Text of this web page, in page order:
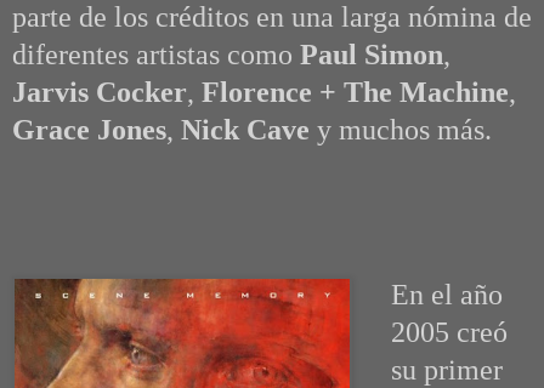
parte de los créditos en una larga nómina de
diferentes artistas como Paul Simon,
Jarvis Cocker, Florence + The Machine,
Grace Jones, Nick Cave y muchos más.
En el año
2005 creó
su primer